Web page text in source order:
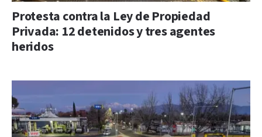
Protesta contra la Ley de Propiedad
Privada: 12 detenidos y tres agentes
heridos